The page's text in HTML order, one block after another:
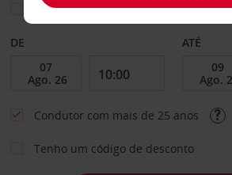
Escolher uma estação de devolução
DE ATÉ
Condutor com mais de 25 anos
Tenho um código de desconto